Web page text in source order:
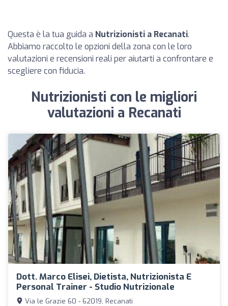
Questa è la tua guida a Nutrizionisti a Recanati.
Abbiamo raccolto le opzioni della zona con le loro
valutazioni e recensioni reali per aiutarti a confrontare e
scegliere con fiducia.
Nutrizionisti con le migliori
valutazioni a Recanati
Dott. Marco Elisei, Dietista, Nutrizionista E
Personal Trainer - Studio Nutrizionale
Via le Grazie 60 - 62019, Recanati